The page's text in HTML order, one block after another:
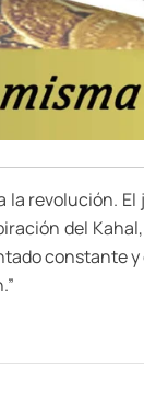
revolución.
del
constante